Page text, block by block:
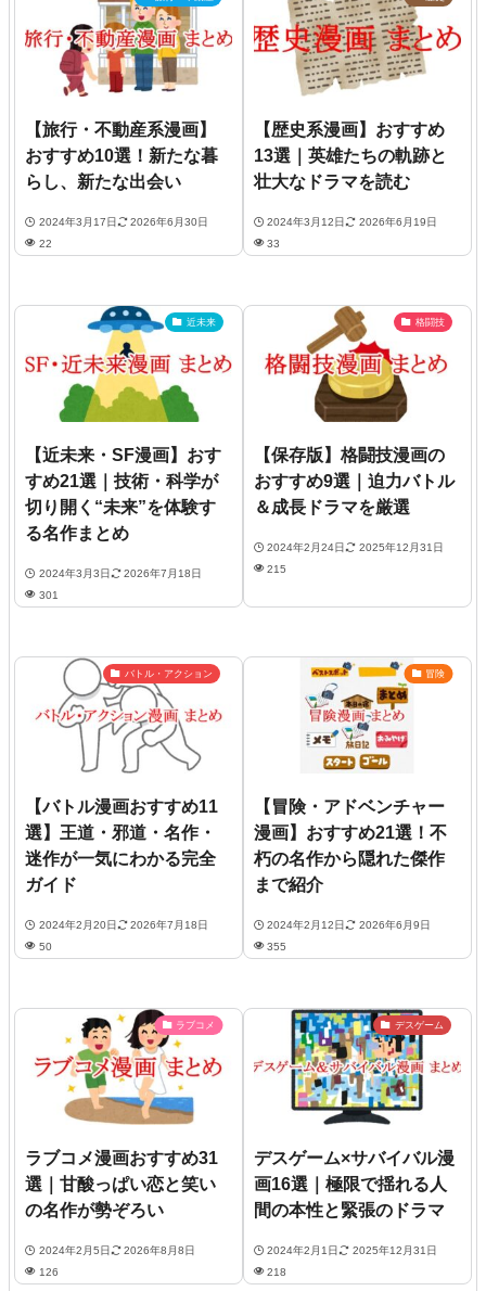
【旅行・不動産系漫画】
おすすめ10選！新たな暮
らし、新たな出会い
2024年3月17日
2026年6月30日
22
【歴史系漫画】おすすめ
13選｜英雄たちの軌跡と
壮大なドラマを読む
2024年3月12日
2026年6月19日
33
近未来
【近未来・SF漫画】おす
すめ21選｜技術・科学が
切り開く“未来”を体験す
る名作まとめ
2024年3月3日
2026年7月18日
301
格闘技
【保存版】格闘技漫画の
おすすめ9選｜迫力バトル
＆成長ドラマを厳選
2024年2月24日
2025年12月31日
215
バトル・アクション
【バトル漫画おすすめ11
選】王道・邪道・名作・
迷作が一気にわかる完全
ガイド
2024年2月20日
2026年7月18日
50
冒険
【冒険・アドベンチャー
漫画】おすすめ21選！不
朽の名作から隠れた傑作
まで紹介
2024年2月12日
2026年6月9日
355
ラブコメ
ラブコメ漫画おすすめ31
選｜甘酸っぱい恋と笑い
の名作が勢ぞろい
2024年2月5日
2026年8月8日
126
デスゲーム
デスゲーム×サバイバル漫
画16選｜極限で揺れる人
間の本性と緊張のドラマ
2024年2月1日
2025年12月31日
218